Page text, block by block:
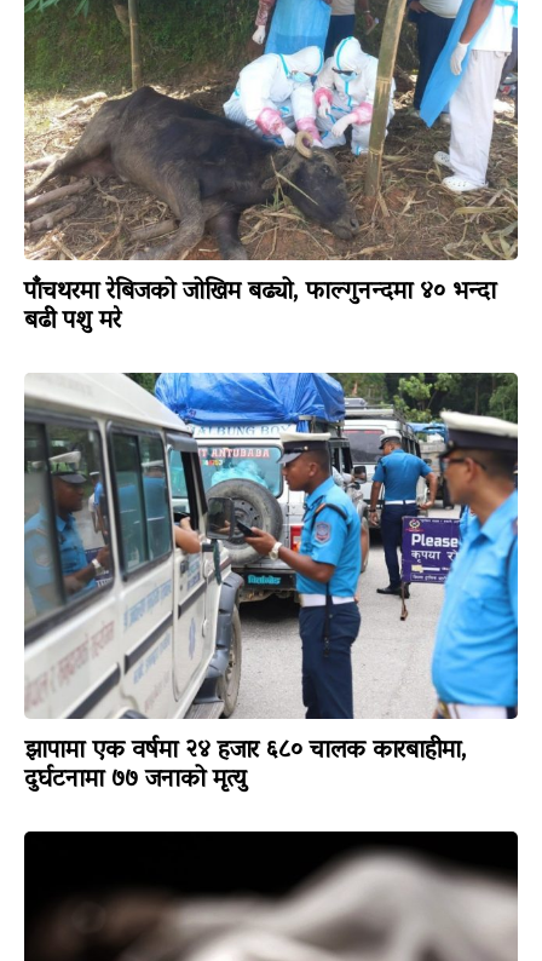
पाँचथरमा रेबिजको जोखिम बढ्यो, फाल्गुनन्दमा ४० भन्दा
बढी पशु मरे
झापामा एक वर्षमा २४ हजार ६८० चालक कारबाहीमा,
दुर्घटनामा ७७ जनाको मृत्यु